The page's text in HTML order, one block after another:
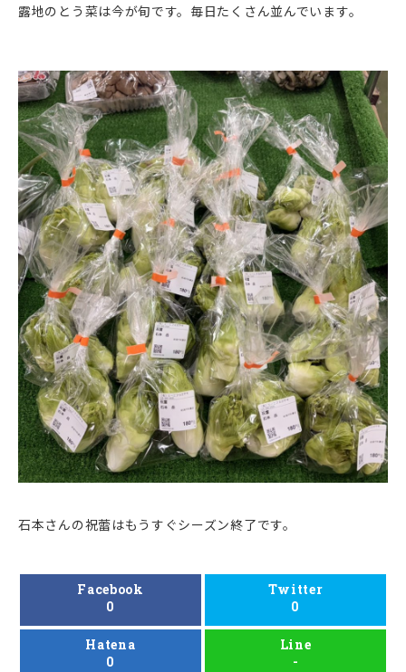
露地のとう菜は今が旬です。毎日たくさん並んでいます。
石本さんの祝蕾はもうすぐシーズン終了です。
Facebook
0
Twitter
0
Hatena
0
Line
-